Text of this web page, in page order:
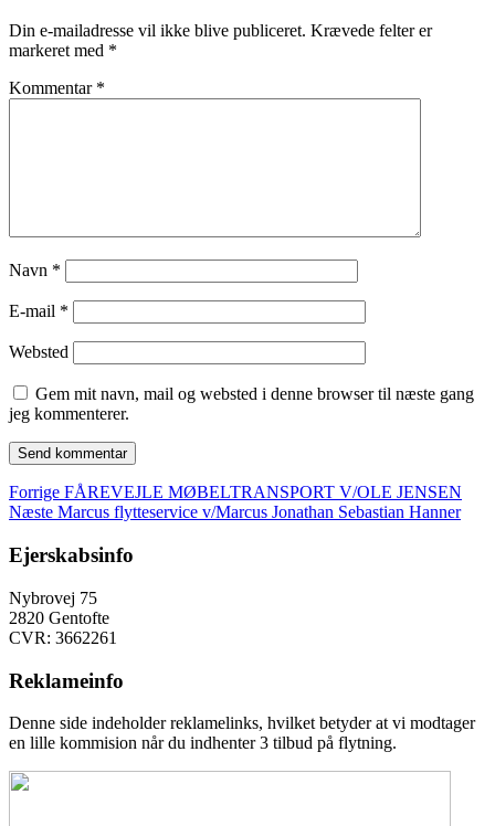
Din e-mailadresse vil ikke blive publiceret. Krævede felter er
markeret med *
Kommentar *
Navn *
E-mail *
Websted
Gem mit navn, mail og websted i denne browser til næste gang
jeg kommenterer.
Indlægsnavigation
Forrige Forrige
indlæg:
FÅREVEJLE MØBELTRANSPORT V/OLE JENSEN
Næste Næste
Marcus flytteservice v/Marcus Jonathan Sebastian Hanner
Ejerskabsinfo
Nybrovej 75
2820 Gentofte
CVR: 3662261
Reklameinfo
Denne side indeholder reklamelinks, hvilket betyder at vi modtager
en lille kommision når du indhenter 3 tilbud på flytning.